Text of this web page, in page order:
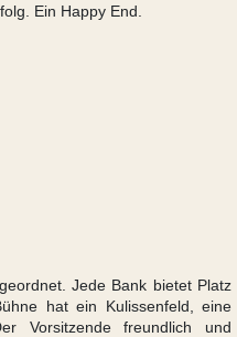
Ein Happy End.
Jede Bank bietet Platz
hat ein Kulissenfeld, eine
Vorsitzende freundlich und